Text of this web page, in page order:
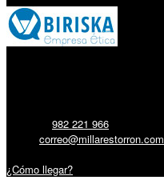
982 221 966
correo@millarestorron.com
¿Cómo llegar?